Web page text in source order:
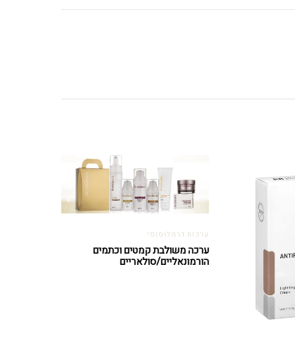
ערכות דרמלוסופי
ערכה משולבת קמטים וכתמים
הורמונאליים/סולאריים